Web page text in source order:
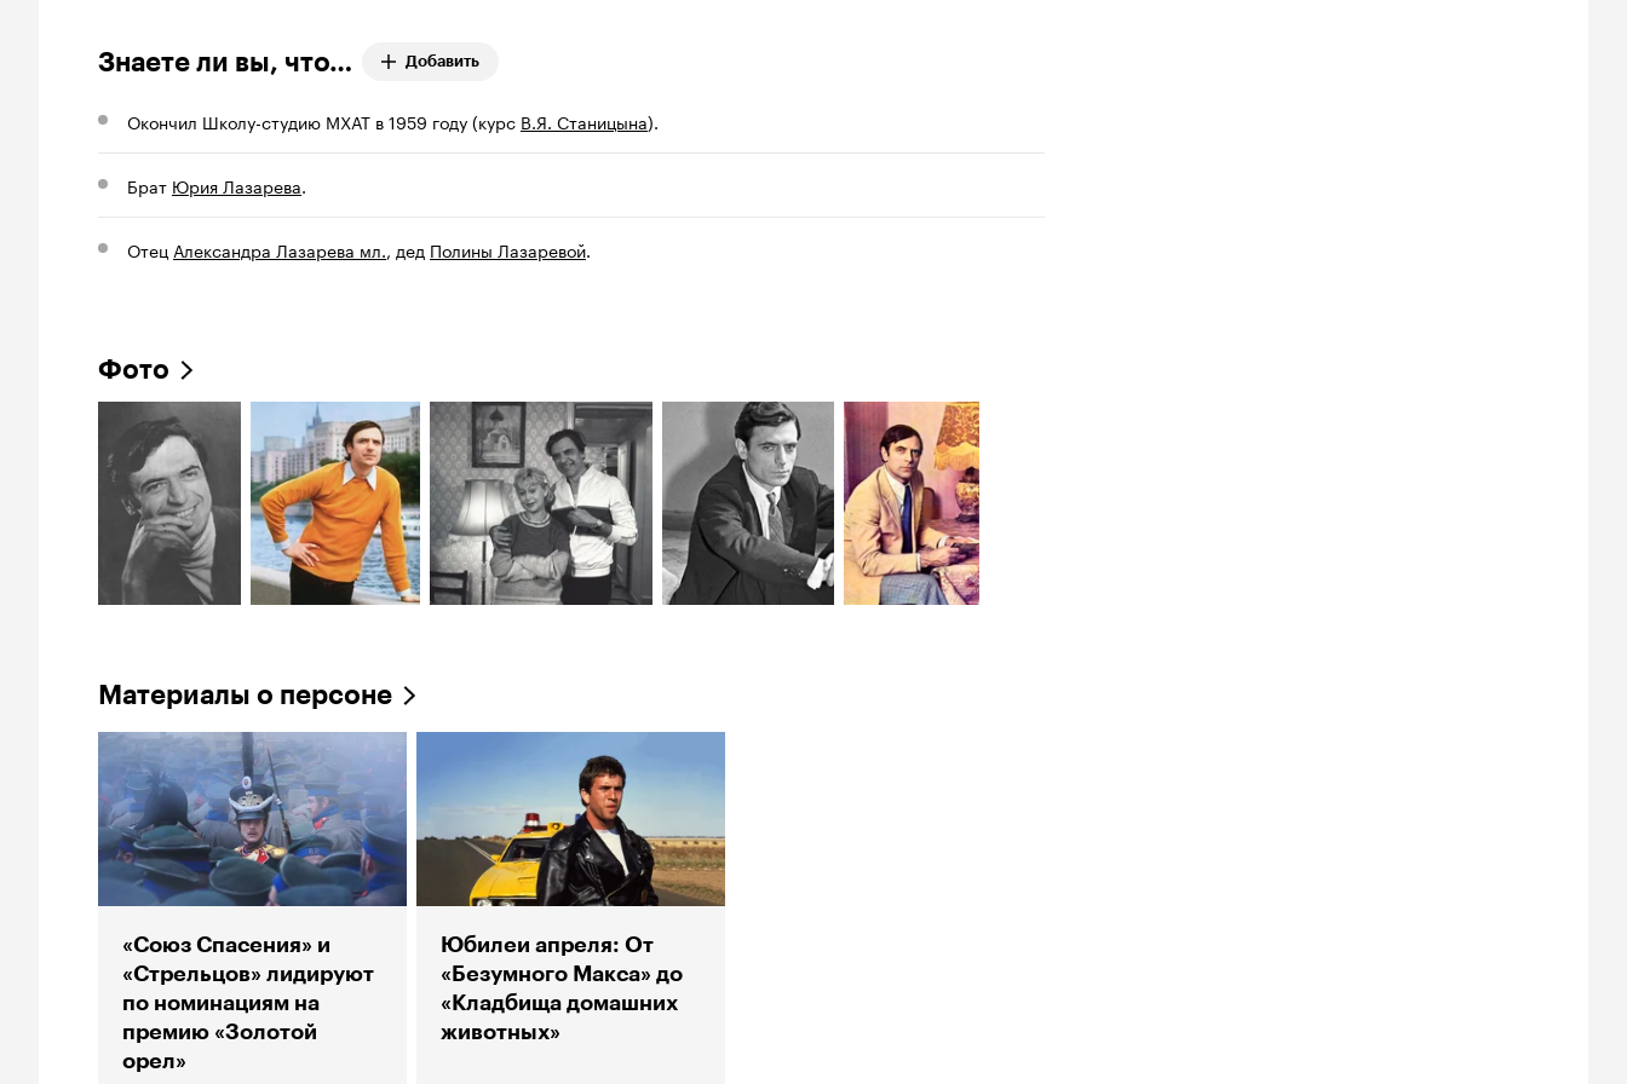
Знаете ли вы, что… Добавить
Окончил Школу-студию МХАТ в 1959 году (курс В.Я. Станицына).
Брат Юрия Лазарева.
Отец Александра Лазарева мл., дед Полины Лазаревой.
Фото
Материалы о персоне
«Союз Спасения» и
«Стрельцов» лидируют
по номинациям на
премию «Золотой
орел»
Юбилеи апреля: От
«Безумного Макса» до
«Кладбища домашних
животных»